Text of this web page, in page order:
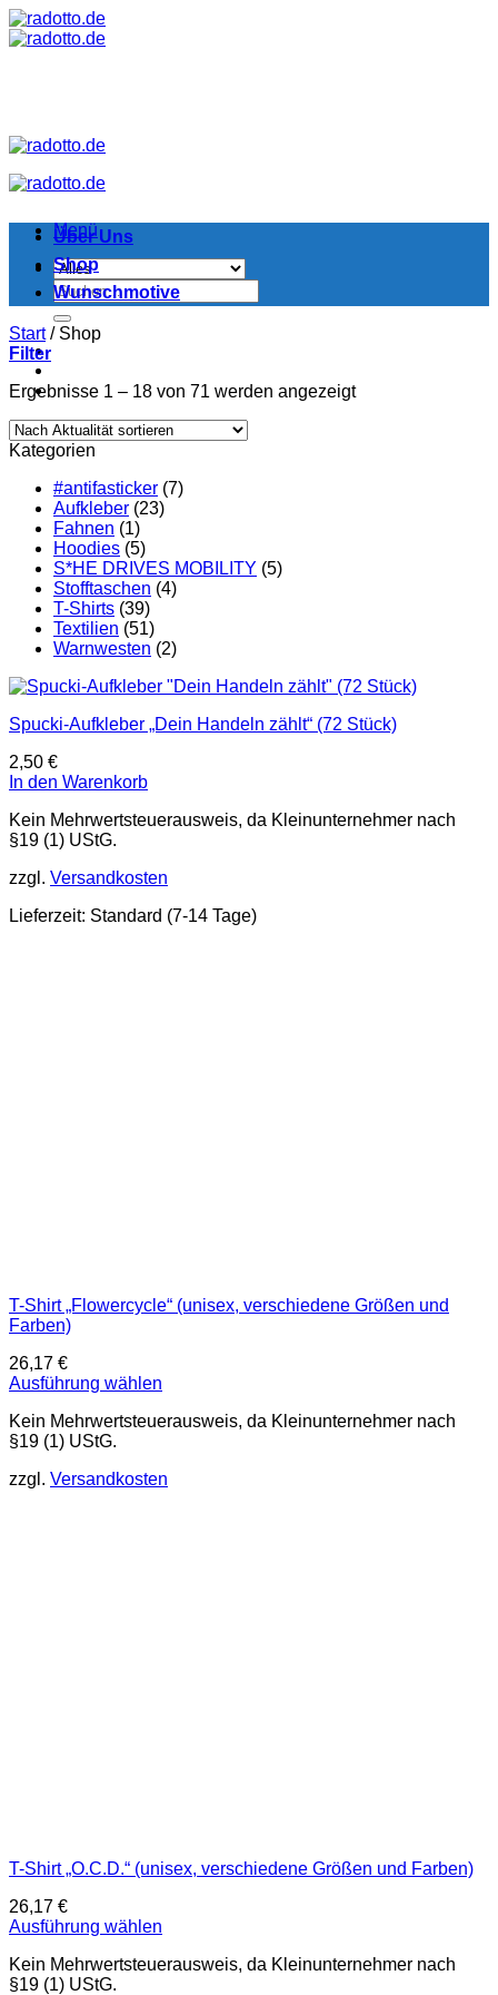
Zum
Inhalt
Menü
Suchen
nach:
Über Uns
Shop
Wunschmotive
Start /Shop
Filter
Ergebnisse 1 – 18 von 71 werden angezeigtNach
Kategorien
#antifasticker (7)
Aufkleber (23)
Fahnen (1)
Hoodies (5)
S*HE DRIVES MOBILITY (5)
Stofftaschen (4)
T-Shirts (39)
Textilien (51)
Warnwesten (2)
Spucki-Aufkleber „Dein Handeln zählt“ (72 Stück)
2,50 €
In den Warenkorb
Kein Mehrwertsteuerausweis, da Kleinunternehmer nach
§19 (1) UStG.
zzgl. Versandkosten
Lieferzeit: Standard (7-14 Tage)
T-Shirt „Flowercycle“ (unisex, verschiedene Größen und
Farben)
26,17 €
Ausführung wählen
Produkt
weist
Varianten
Kein Mehrwertsteuerausweis, da Kleinunternehmer nach
§19 (1) UStG.
zzgl. Versandkosten
T-Shirt „O.C.D.“ (unisex, verschiedene Größen und Farben)
26,17 €
Ausführung wählen
Produkt
weist
Kein Mehrwertsteuerausweis, da Kleinunternehmer nach
§19 (1) UStG.